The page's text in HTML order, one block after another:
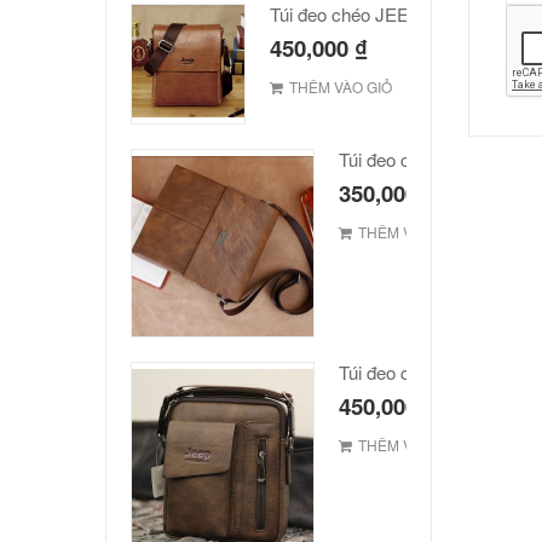
450,000 ₫
THÊM VÀO GIỎ
Túi đeo chéo Jeep giá rẻ
350,000
THÊM VÀO GIỎ
Túi đeo chéo Jeep giá rẻ 04
450,000
THÊM VÀO GIỎ